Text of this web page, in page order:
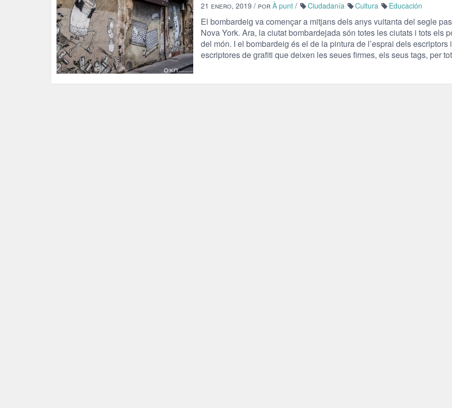
21 enero, 2019 / por À punt/ Ciudadanía Cultura Educación
El bombardeig va començar a mitjans dels anys vuitanta del segle
Nova York. Ara, la ciutat bombardejada són totes les ciutats i tots els
del món. I el bombardeig és el de la pintura de l’esprai dels escriptors i
escriptores de grafiti que deixen les seues firmes, els seus tags, per